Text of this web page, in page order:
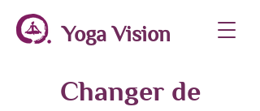
Yoga Vision
Changer de